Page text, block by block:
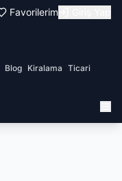
Favorilerim
Blog Kiralama Ticari